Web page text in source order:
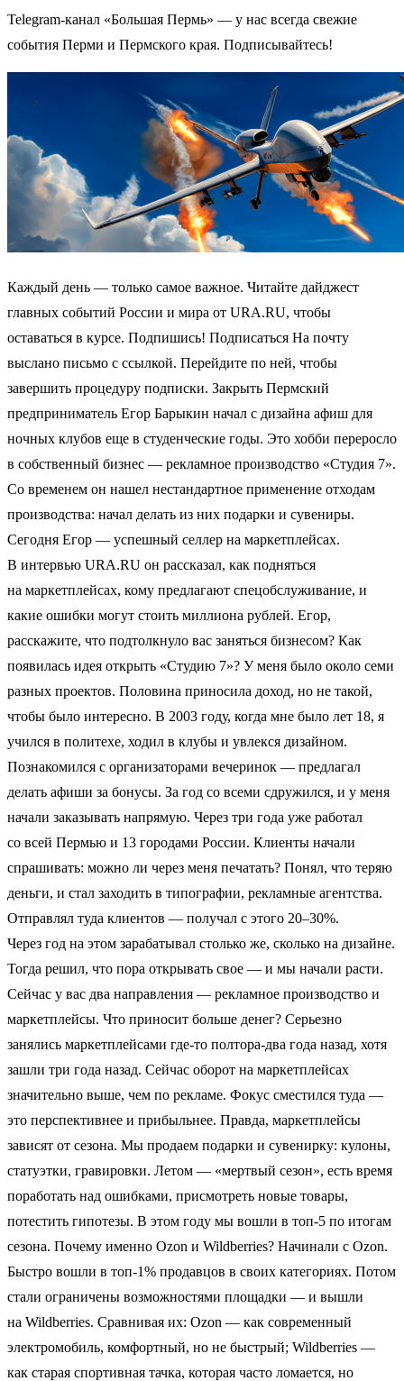
Telegram-канал «Большая Пермь» — у нас всегда свежие
события Перми и Пермского края. Подписывайтесь!
Каждый день — только самое важное. Читайте дайджест
главных событий России и мира от URA.RU, чтобы
оставаться в курсе. Подпишись! Подписаться На почту
выслано письмо с ссылкой. Перейдите по ней, чтобы
завершить процедуру подписки. Закрыть Пермский
предприниматель Егор Барыкин начал с дизайна афиш для
ночных клубов еще в студенческие годы. Это хобби переросло
в собственный бизнес — рекламное производство «Студия 7».
Со временем он нашел нестандартное применение отходам
производства: начал делать из них подарки и сувениры.
Сегодня Егор — успешный селлер на маркетплейсах.
В интервью URA.RU он рассказал, как подняться
на маркетплейсах, кому предлагают спецобслуживание, и
какие ошибки могут стоить миллиона рублей. Егор,
расскажите, что подтолкнуло вас заняться бизнесом? Как
появилась идея открыть «Студию 7»? У меня было около семи
разных проектов. Половина приносила доход, но не такой,
чтобы было интересно. В 2003 году, когда мне было лет 18, я
учился в политехе, ходил в клубы и увлекся дизайном.
Познакомился с организаторами вечеринок — предлагал
делать афиши за бонусы. За год со всеми сдружился, и у меня
начали заказывать напрямую. Через три года уже работал
со всей Пермью и 13 городами России. Клиенты начали
спрашивать: можно ли через меня печатать? Понял, что теряю
деньги, и стал заходить в типографии, рекламные агентства.
Отправлял туда клиентов — получал с этого 20–30%.
Через год на этом зарабатывал столько же, сколько на дизайне.
Тогда решил, что пора открывать свое — и мы начали расти.
Сейчас у вас два направления — рекламное производство и
маркетплейсы. Что приносит больше денег? Серьезно
занялись маркетплейсами где-то полтора-два года назад, хотя
зашли три года назад. Сейчас оборот на маркетплейсах
значительно выше, чем по рекламе. Фокус сместился туда —
это перспективнее и прибыльнее. Правда, маркетплейсы
зависят от сезона. Мы продаем подарки и сувенирку: кулоны,
статуэтки, гравировки. Летом — «мертвый сезон», есть время
поработать над ошибками, присмотреть новые товары,
потестить гипотезы. В этом году мы вошли в топ-5 по итогам
сезона. Почему именно Ozon и Wildberries? Начинали с Ozon.
Быстро вошли в топ-1% продавцов в своих категориях. Потом
стали ограничены возможностями площадки — и вышли
на Wildberries. Сравнивая их: Ozon — как современный
электромобиль, комфортный, но не быстрый; Wildberries —
как старая спортивная тачка, которая часто ломается, но